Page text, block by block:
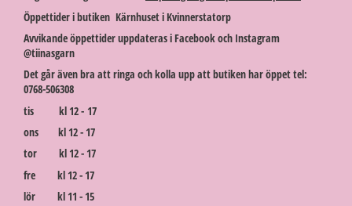
Öppettider i butiken Kärnhuset i Kvinnerstatorp
Avvikande öppettider uppdateras i Facebook och Instagram
@tiinasgarn
Det går även bra att ringa och kolla upp att butiken har öppet tel:
0768-506308
tis kl 12 - 17
ons kl 12 - 17
tor kl 12 - 17
fre kl 12 - 17
lör kl 11 - 15